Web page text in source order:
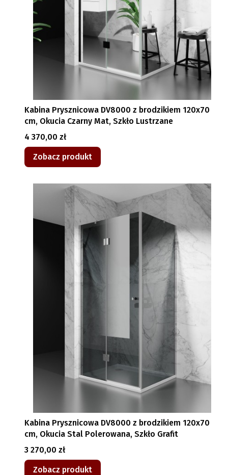
Kabina Prysznicowa DV8000 z brodzikiem 120x70
cm, Okucia Czarny Mat, Szkło Lustrzane
Cena
4 370,00 zł
Zobacz produkt
Kabina Prysznicowa DV8000 z brodzikiem 120x70
cm, Okucia Stal Polerowana, Szkło Grafit
Cena
3 270,00 zł
Zobacz produkt